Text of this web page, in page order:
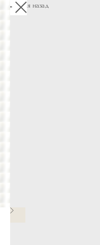
Вернуться назад